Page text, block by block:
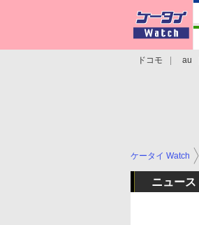
ドコモ au
ケータイ Watch
ニュース